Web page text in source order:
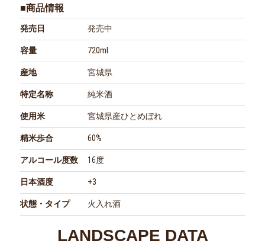
■商品情報
発売日 発売中
容量 720ml
産地 宮城県
特定名称 純米酒
使用米 宮城県産ひとめぼれ
精米歩合 60%
アルコール度数 16度
日本酒度 +3
状態・タイプ 火入れ酒
LANDSCAPE DATA